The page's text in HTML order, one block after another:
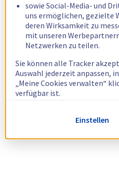
sowie Social-Media- und
uns ermöglichen, gezielte
deren Wirksamkeit zu
mit unseren
Netzwerken zu teilen.
Sie können alle Tracker
Auswahl jederzeit anpassen,
„Meine Cookies verwalten“
verfügbar ist.
Weitere Informationen
zur Verwendung von Cookies.
Einstellen